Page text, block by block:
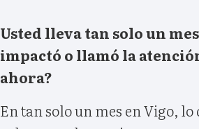
Usted lleva tan solo un
impactó o llamó la
ahora?
En tan solo un mes en Vigo,